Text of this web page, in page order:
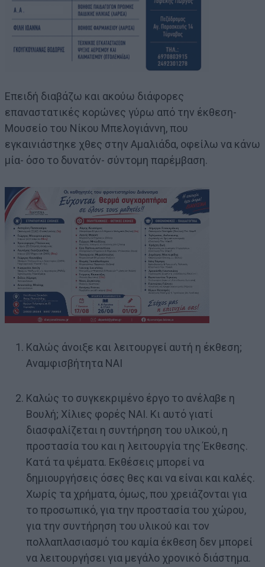
Επειδή διαβάζω και ακούω διάφορες
επαναστατικές κορώνες γύρω από την έκθεση-
Μουσείο του Νίκου Μπελογιάννη, που
εγκαινιάστηκε χθες στην Αμαλιάδα, οφείλω να κάνω
μία- όσο το δυνατόν- σύντομη παρέμβαση.
Καλώς άνοιξε και λειτουργεί αυτή η έκθεση;
Αναμφισβήτητα ΝΑΙ
Καλώς το συγκεκριμένο έργο το ανέλαβε η
Βουλή; Χίλιες φορές ΝΑΙ. Κι αυτό γιατί
διασφαλίζεται η συντήρηση του υλικού, η
προστασία του και η λειτουργία της Έκθεσης.
Κατά τα ψέματα. Εκθέσεις μπορεί να
δημιουργήσεις όσες θες και να είναι και καλές.
Χωρίς τα χρήματα, όμως, που χρειάζονται για
το προσωπικό, για την προστασία του χώρου,
για την συντήρηση του υλικού και τον
πολλαπλασιασμό του καμία έκθεση δεν μπορεί
να λειτουργήσει για μεγάλο χρονικό διάστημα.